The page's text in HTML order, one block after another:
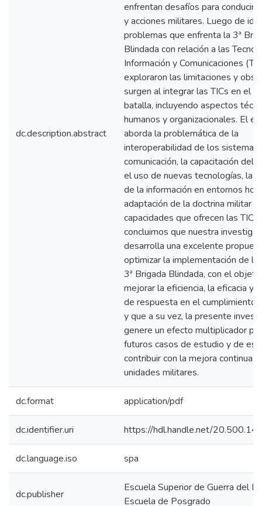
dc.description.abstract
enfrentan desafíos para conducir
y acciones militares. Luego de
problemas que enfrenta la 3ª
Blindada con relación a las
Información y Comunicaciones
exploraron las limitaciones y
surgen al integrar las TICs en el
batalla, incluyendo aspectos
humanos y organizacionales. El
aborda la problemática de la
interoperabilidad de los sistemas
comunicación, la capacitación del
el uso de nuevas tecnologías, la
de la información en entornos
adaptación de la doctrina militar a
capacidades que ofrecen las
concluimos que nuestra
desarrolla una excelente
optimizar la implementación de
3ª Brigada Blindada, con el
mejorar la eficiencia, la eficacia y
de respuesta en el cumplimiento
y que a su vez, la presente
genere un efecto multiplicador
futuros casos de estudio y de
contribuir con la mejora continua
unidades militares.
dc.format application/pdf
dc.identifier.uri https://hdl.handle.net/
dc.language.iso spa
dc.publisher
Escuela Superior de Guerra del
Escuela de Posgrado